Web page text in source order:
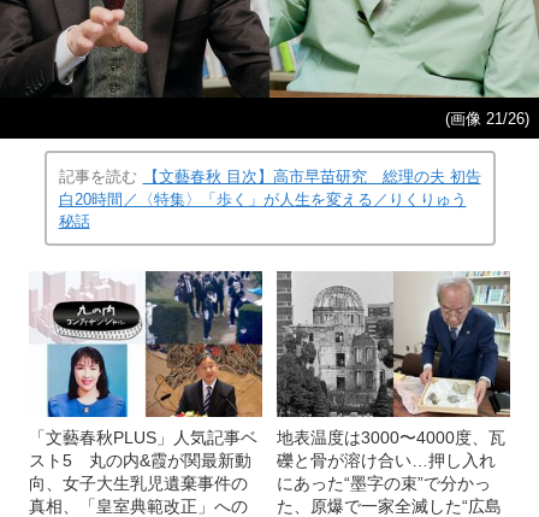
(画像 21/26)
記事を読む
【文藝春秋 目次】高市早苗研究 総理の夫 初告
白20時間／〈特集〉「歩く」が人生を変える／りくりゅう
秘話
「文藝春秋PLUS」人気記事ベ
スト5 丸の内&霞が関最新動
向、女子大生乳児遺棄事件の
真相、「皇室典範改正」への
地表温度は3000〜4000度、瓦
礫と骨が溶け合い…押し入れ
にあった“墨字の束”で分かっ
た、原爆で一家全滅した“広島